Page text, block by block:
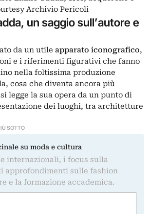
Archivio Pericoli
un saggio sull’autore e
da un utile apparato iconografico,
e i riferimenti figurativi che fanno
nella foltissima produzione
cosa che diventa ancora più
legge la sua opera da un punto di
dei luoghi, tra architetture
SOTTO
su moda e cultura
internazionali, i focus sulla
approfondimenti sulle fashion
e la formazione accademica.